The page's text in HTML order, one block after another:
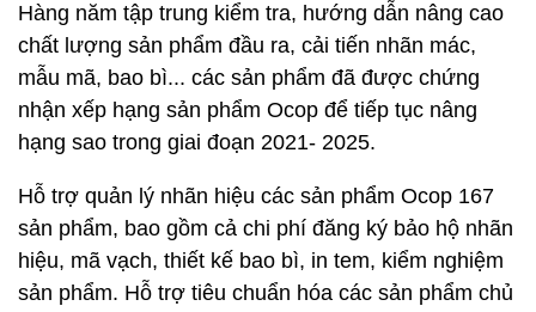
Hàng năm tập trung kiểm tra, hướng dẫn nâng cao
chất lượng sản phẩm đầu ra, cải tiến nhãn mác,
mẫu mã, bao bì... các sản phẩm đã được chứng
nhận xếp hạng sản phẩm Ocop để tiếp tục nâng
hạng sao trong giai đoạn 2021- 2025.
Hỗ trợ quản lý nhãn hiệu các sản phẩm Ocop 167
sản phẩm, bao gồm cả chi phí đăng ký bảo hộ nhãn
hiệu, mã vạch, thiết kế bao bì, in tem, kiểm nghiệm
sản phẩm. Hỗ trợ tiêu chuẩn hóa các sản phẩm chủ